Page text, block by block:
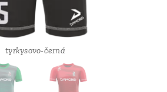
tyrkysovo-černá
šedo-zelená varianta